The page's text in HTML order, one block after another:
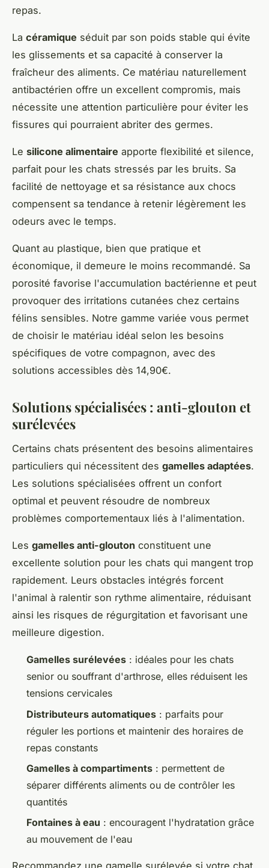
repas.
La céramique séduit par son poids stable qui évite
les glissements et sa capacité à conserver la
fraîcheur des aliments. Ce matériau naturellement
antibactérien offre un excellent compromis, mais
nécessite une attention particulière pour éviter les
fissures qui pourraient abriter des germes.
Le silicone alimentaire apporte flexibilité et silence,
parfait pour les chats stressés par les bruits. Sa
facilité de nettoyage et sa résistance aux chocs
compensent sa tendance à retenir légèrement les
odeurs avec le temps.
Quant au plastique, bien que pratique et
économique, il demeure le moins recommandé. Sa
porosité favorise l'accumulation bactérienne et peut
provoquer des irritations cutanées chez certains
félins sensibles. Notre gamme variée vous permet
de choisir le matériau idéal selon les besoins
spécifiques de votre compagnon, avec des
solutions accessibles dès 14,90€.
Solutions spécialisées : anti-glouton et
surélevées
Certains chats présentent des besoins alimentaires
particuliers qui nécessitent des gamelles adaptées.
Les solutions spécialisées offrent un confort
optimal et peuvent résoudre de nombreux
problèmes comportementaux liés à l'alimentation.
Les gamelles anti-glouton constituent une
excellente solution pour les chats qui mangent trop
rapidement. Leurs obstacles intégrés forcent
l'animal à ralentir son rythme alimentaire, réduisant
ainsi les risques de régurgitation et favorisant une
meilleure digestion.
Gamelles surélevées : idéales pour les chats
senior ou souffrant d'arthrose, elles réduisent les
tensions cervicales
Distributeurs automatiques : parfaits pour
réguler les portions et maintenir des horaires de
repas constants
Gamelles à compartiments : permettent de
séparer différents aliments ou de contrôler les
quantités
Fontaines à eau : encouragent l'hydratation grâce
au mouvement de l'eau